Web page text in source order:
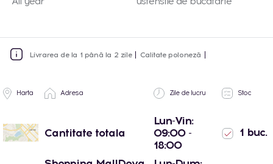
Livrarea de la 1 până la 2 zile Calitate poloneză
Harta Adresa Zile de lucru Stoc
Cantitate totala
Lun-Vin:
09:00 -
18:00
1 buc.